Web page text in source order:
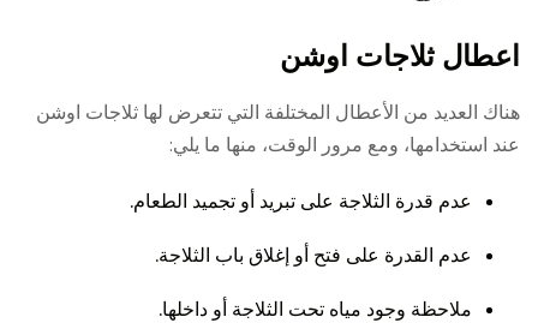
اعطال ثلاجات اوشن
هناك العديد من الأعطال المختلفة التي تتعرض لها ثلاجات اوشن
عند استخدامها، ومع مرور الوقت، منها ما يلي:
عدم قدرة الثلاجة على تبريد أو تجميد الطعام.
عدم القدرة على فتح أو إغلاق باب الثلاجة.
ملاحظة وجود مياه تحت الثلاجة أو داخلها.